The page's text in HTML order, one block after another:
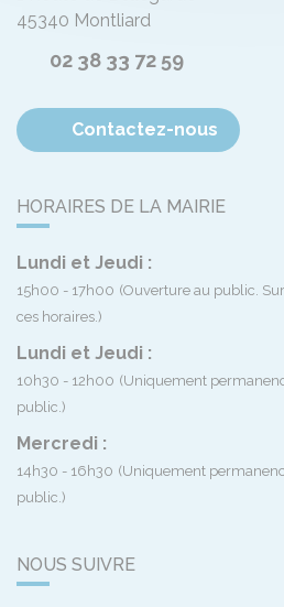
45340 Montliard
02 38 33 72 59
Contactez-nous
HORAIRES DE LA MAIRIE
Lundi et Jeudi :
15h00 - 17h00 (Ouverture au public.
ces horaires.)
Lundi et Jeudi :
10h30 - 12h00 (Uniquement
public.)
Mercredi :
14h30 - 16h30 (Uniquement
public.)
NOUS SUIVRE